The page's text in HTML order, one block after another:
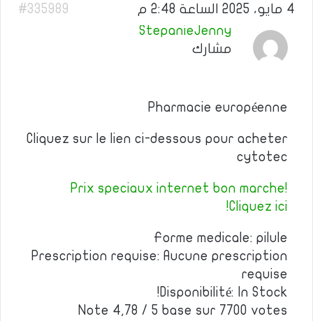
4 مايو، 2025 الساعة 2:48 م
#335989
StepanieJenny
مشارك
Pharmacie européenne
Cliquez sur le lien ci-dessous pour acheter
cytotec
Prix speciaux internet bon marche!
Cliquez ici!
Forme medicale: pilule
Prescription requise: Aucune prescription
requise
Disponibilité: In Stock!
Note 4,78 / 5 base sur 7700 votes